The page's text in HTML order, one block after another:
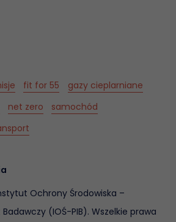
fit for 55
gazy cieplarniane
net zero
samochód
Ochrony Środowiska –
(IOŚ-PIB). Wszelkie prawa